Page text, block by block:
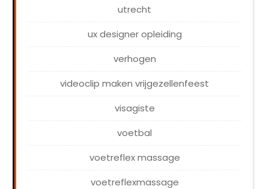
utrecht
ux designer opleiding
verhogen
videoclip maken vrijgezellenfeest
visagiste
voetbal
voetreflex massage
voetreflexmassage